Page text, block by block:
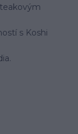
s Koshi